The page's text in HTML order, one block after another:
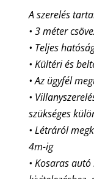
A szerelés
• 3 méter
• Teljes
• Kültéri és
• Az ügyfél
•
szükséges
• Létráról
4m-ig
• Kosaras